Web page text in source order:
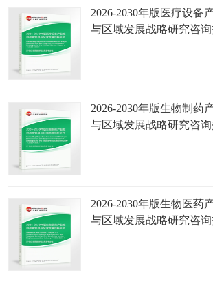
2026-2030年版医疗设备
与区域发展战略研究咨
2026-2030年版生物制药
与区域发展战略研究咨
2026-2030年版生物医药
与区域发展战略研究咨